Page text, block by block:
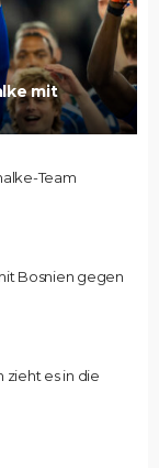
mit
Team
Bosnien gegen
zieht es in die